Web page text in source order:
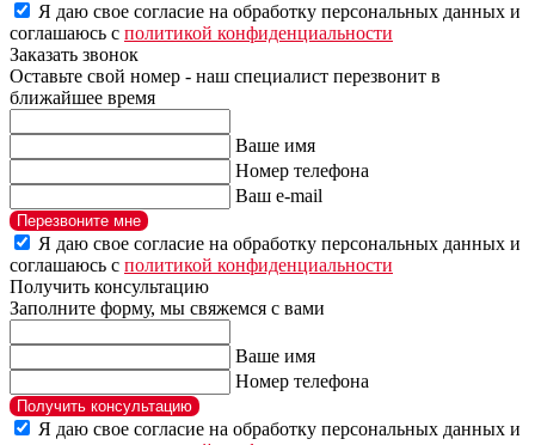
Я даю свое согласие на обработку персональных данных и
соглашаюсь с политикой конфиденциальности
Заказать звонок
Оставьте свой номер - наш специалист перезвонит в
ближайшее время
Ваше имя
Номер телефона
Ваш e-mail
Перезвоните мне
Я даю свое согласие на обработку персональных данных и
соглашаюсь с политикой конфиденциальности
Получить консультацию
Заполните форму, мы свяжемся с вами
Ваше имя
Номер телефона
Получить консультацию
Я даю свое согласие на обработку персональных данных и